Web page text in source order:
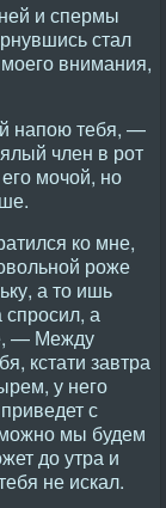
и спермы
стал
внимания,
напою тебя, —
член в рот
мочой, но
ко мне,
роже
а то ишь
спросил, а
— Между
кстати завтра
у него
с
мы будем
до утра и
не искал.